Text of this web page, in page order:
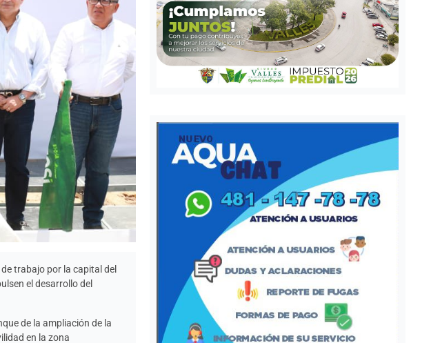
trabajo por la capital del
el desarrollo del
de la ampliación de la
en la zona